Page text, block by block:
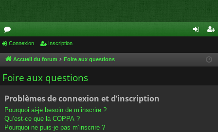
or
u
m
cri
Connexion Inscription
Accueil du forum Foire aux questions
Foire aux questions
Problèmes de connexion et d’inscription
Pourquoi ai-je besoin de m’inscrire ?
Qu’est-ce que la COPPA ?
Pourquoi ne puis-je pas m’inscrire ?